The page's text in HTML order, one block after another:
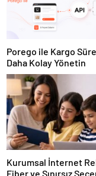
Porego ile Kargo
Daha Kolay Yönetin
Kurumsal İnternet
Fiber ve Sınırsız